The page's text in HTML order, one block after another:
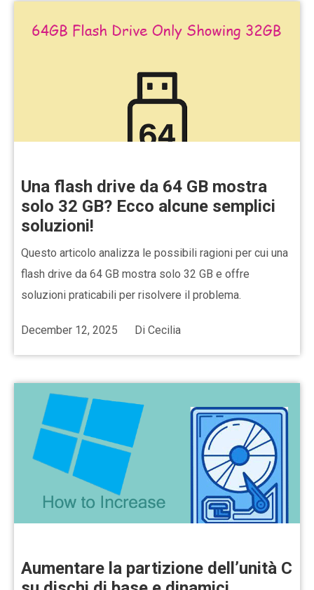
Una flash drive da 64 GB mostra
solo 32 GB? Ecco alcune semplici
soluzioni!
Questo articolo analizza le possibili ragioni per cui una
flash drive da 64 GB mostra solo 32 GB e offre
soluzioni praticabili per risolvere il problema.
December 12, 2025 Di Cecilia
Aumentare la partizione dell’unità C